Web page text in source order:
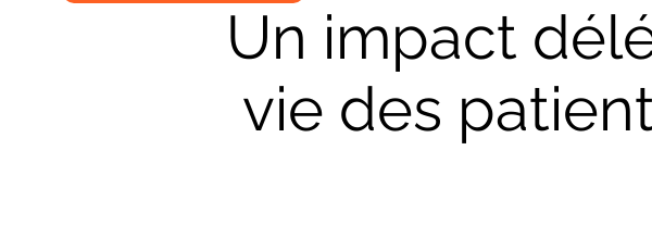
Un impact
vie des